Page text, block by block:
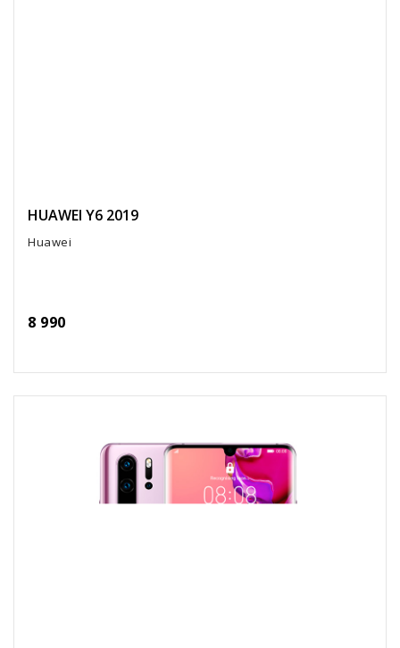
HUAWEI Y6 2019
Huawei
8 990